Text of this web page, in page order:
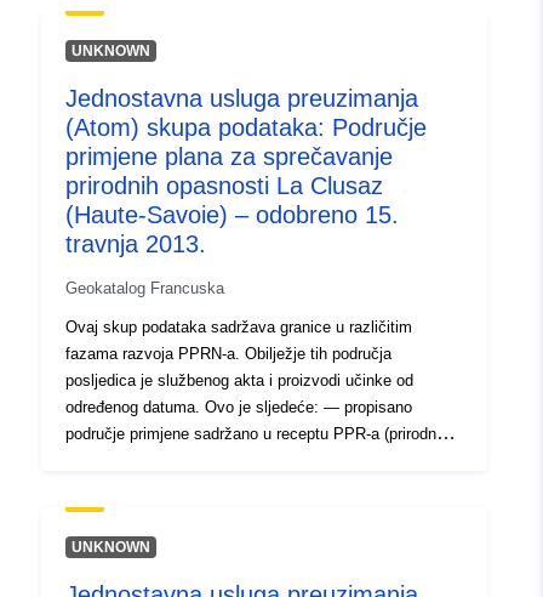
Tip:
Resurs:
http://inspire.ec.europa.eu/
codelist/ResourceType/services
UNKNOWN
Jednostavna usluga preuzimanja
(Atom) skupa podataka: Područje
primjene plana za sprečavanje
prirodnih opasnosti La Clusaz
(Haute-Savoie) – odobreno 15.
travnja 2013.
Geokatalog Francuska
Ovaj skup podataka sadržava granice u različitim
fazama razvoja PPRN-a. Obilježje tih područja
posljedica je službenog akta i proizvodi učinke od
određenog datuma. Ovo je sljedeće: — propisano
područje primjene sadržano u receptu PPR-a (prirodnog
om. To odobreno područje je smanjenje korisnosti (PM1
za PPRN-ove i PM3 za PPRT-ove); — opseg ispitivanja
UNKNOWN